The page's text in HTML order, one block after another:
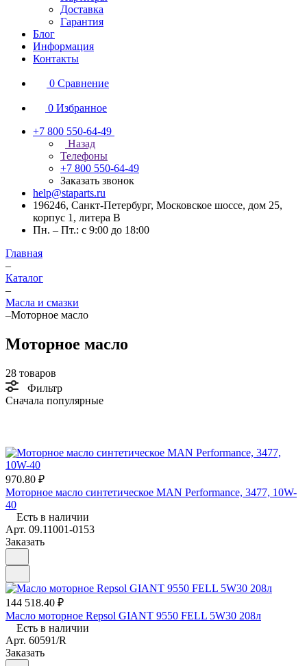
Доставка
Гарантия
Блог
Информация
Контакты
0 Сравнение
0 Избранное
+7 800 550-64-49
Назад
Телефоны
+7 800 550-64-49
Заказать звонок
help@staparts.ru
196246, Санкт-Петербург, Московское шоссе, дом 25,
корпус 1, литера В
Пн. – Пт.: с 9:00 до 18:00
Главная
–
Каталог
–
Масла и смазки
–Моторное масло
Моторное масло
28 товаров
Фильтр
Сначала популярные
970.80 ₽
Моторное масло синтетическое MAN Performance, 3477, 10W-
40
Есть в наличии
Арт. 09.11001-0153
Заказать
144 518.40 ₽
Масло моторное Repsol GIANT 9550 FELL 5W30 208л
Есть в наличии
Арт. 60591/R
Заказать